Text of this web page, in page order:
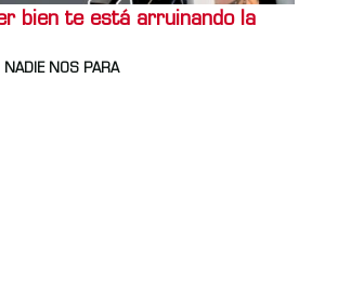
bien te está arruinando la
NADIE NOS PARA